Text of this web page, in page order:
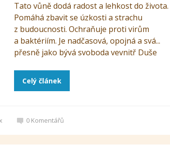
Tato vůně dodá radost a lehkost do života.
Pomáhá zbavit se úzkosti a strachu
z budoucnosti. Ochraňuje proti virům
a baktériím. Je nadčasová, opojná a svá...
přesně jako bývá svoboda vevnitř Duše
Celý článek
0 Komentářů